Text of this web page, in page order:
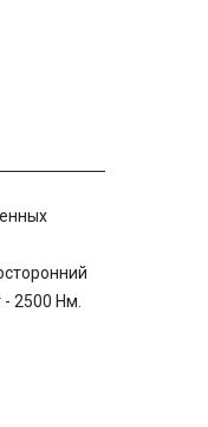
2500 Нм.